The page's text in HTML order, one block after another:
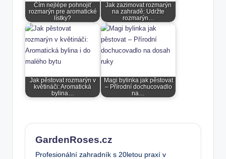
Čím nejlépe pohnojiť
rozmarýn pre aromatické
lístky?
Jak zazimovat rozmarýn
na zahradě: Udržte
rozmarýn…
Jak pěstovat rozmarýn v
květináči: Aromatická
bylina…
Magi bylinka jak pěstovat
– Přírodní dochucovadlo
na…
GardenRoses.cz
Profesionální zahradník s 20letou praxí v